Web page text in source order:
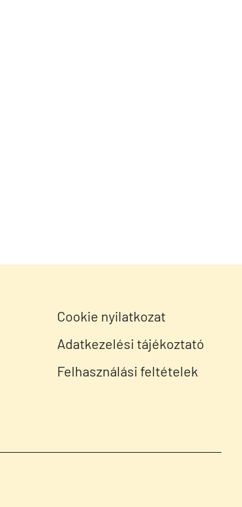
Cookie nyilatkozat
Adatkezelési tájékoztató
Felhasználási feltételek